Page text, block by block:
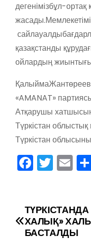
дегенімізбұл-ортақ
сайлауалды
қазақстанды
ойлардың
Қалыйма
«AMANAT»
Атқарушы
Түркістан облыстық
Түркістан
F
e
b
T
er
E
l
НХАЛЫҚ»
БАСТАЛДЫ